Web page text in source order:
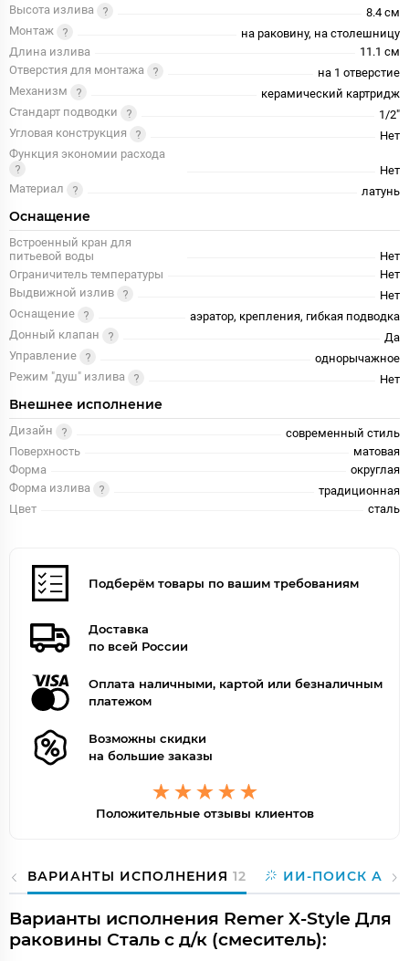
Высота излива
8.4 см
Монтаж
на раковину, на столешницу
Длина излива
11.1 см
Отверстия для монтажа
на 1 отверстие
Механизм
керамический картридж
Стандарт подводки
1/2"
Угловая конструкция
Нет
Функция экономии расхода
Нет
Материал
латунь
Оснащение
Встроенный кран для
питьевой воды
Нет
Ограничитель температуры
Нет
Выдвижной излив
Нет
Оснащение
аэратор, крепления, гибкая подводка
Донный клапан
Да
Управление
однорычажное
Режим "душ" излива
Нет
Внешнее исполнение
Дизайн
современный стиль
Поверхность
матовая
Форма
округлая
Форма излива
традиционная
Цвет
сталь
Подберём товары по вашим требованиям
Доставка
по всей России
Оплата наличными, картой или безналичным
платежом
Возможны скидки
на большие заказы
Положительные отзывы клиентов
ВАРИАНТЫ ИСПОЛНЕНИЯ 12 ИИ-ПОИСК
Варианты исполнения Remer X-Style Для
раковины Сталь с д/к (смеситель):